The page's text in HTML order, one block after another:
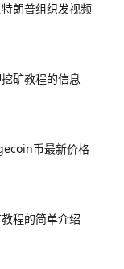
朗普组织发视频
矿教程的信息
币最新价格
程的简单介绍